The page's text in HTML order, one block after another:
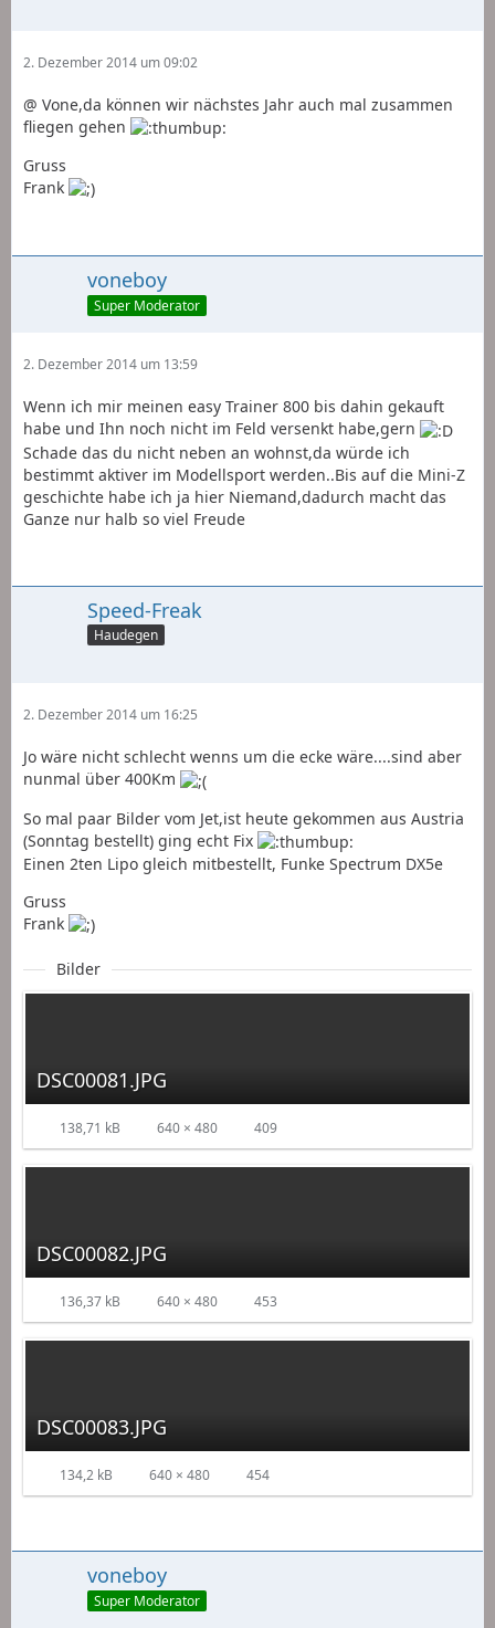
2. Dezember 2014 um 09:02
@ Vone,da können wir nächstes Jahr auch mal zusammen
fliegen gehen
Gruss
Frank
voneboy
Super Moderator
2. Dezember 2014 um 13:59
Wenn ich mir meinen easy Trainer 800 bis dahin gekauft
habe und Ihn noch nicht im Feld versenkt habe,gern
Schade das du nicht neben an wohnst,da würde ich
bestimmt aktiver im Modellsport werden..Bis auf die Mini-Z
geschichte habe ich ja hier Niemand,dadurch macht das
Ganze nur halb so viel Freude
Speed-Freak
Haudegen
2. Dezember 2014 um 16:25
Jo wäre nicht schlecht wenns um die ecke wäre....sind aber
nunmal über 400Km
So mal paar Bilder vom Jet,ist heute gekommen aus Austria
(Sonntag bestellt) ging echt Fix
Einen 2ten Lipo gleich mitbestellt, Funke Spectrum DX5e
Gruss
Frank
Bilder
DSC00081.JPG
138,71 kB 640 × 480 409
DSC00082.JPG
136,37 kB 640 × 480 453
DSC00083.JPG
134,2 kB 640 × 480 454
voneboy
Super Moderator